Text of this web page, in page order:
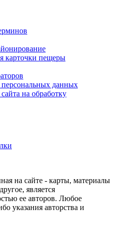
карточки пещеры
данных
на обработку
на сайте - карты, материалы
является
ее авторов. Любое
указания авторства и